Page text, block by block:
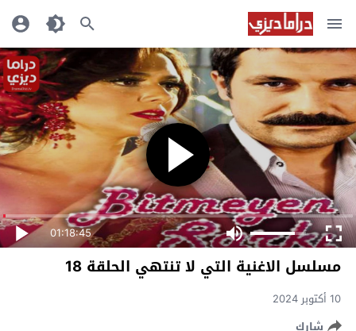
01:18:45
مسلسل الاغنية التي لا تنتهي الحلقة 18
10 أكتوبر 2024
شارك